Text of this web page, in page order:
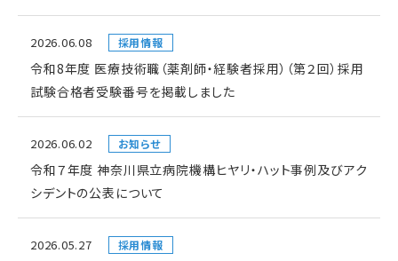
2026.06.08 採用情報
令和8年度 医療技術職（薬剤師・経験者採用）（第２回）採用
試験合格者受験番号を掲載しました
2026.06.02 お知らせ
令和７年度 神奈川県立病院機構ヒヤリ・ハット事例及びアク
シデントの公表について
2026.05.27 採用情報